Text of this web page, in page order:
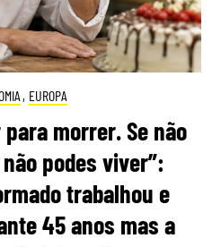
, EUROPA
morrer. Se não
podes viver”:
trabalhou e
45 anos mas a